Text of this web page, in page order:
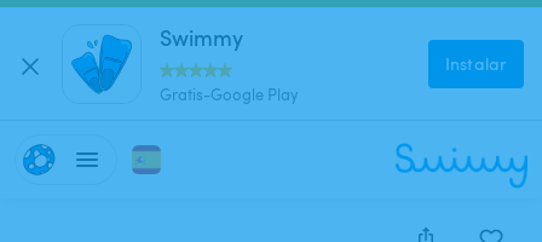
Swimmy
Gratis-Google Play
Instalar